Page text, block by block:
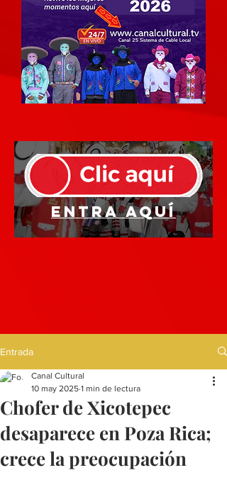
Entra aquí
Entrada
Chofer de Xicotepec
desaparece en Poza Rica;
crece la preocupación
Canal Cultural
10 may 2025 1 min de lectura